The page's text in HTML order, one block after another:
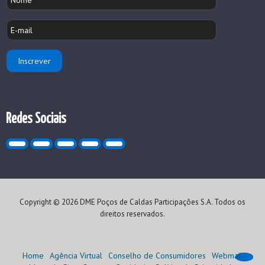
Redes Sociais
Copyright © 2026 DME Poços de Caldas Participações S.A. Todos os
direitos reservados.
Home Agência Virtual Conselho de Consumidores
Webmail